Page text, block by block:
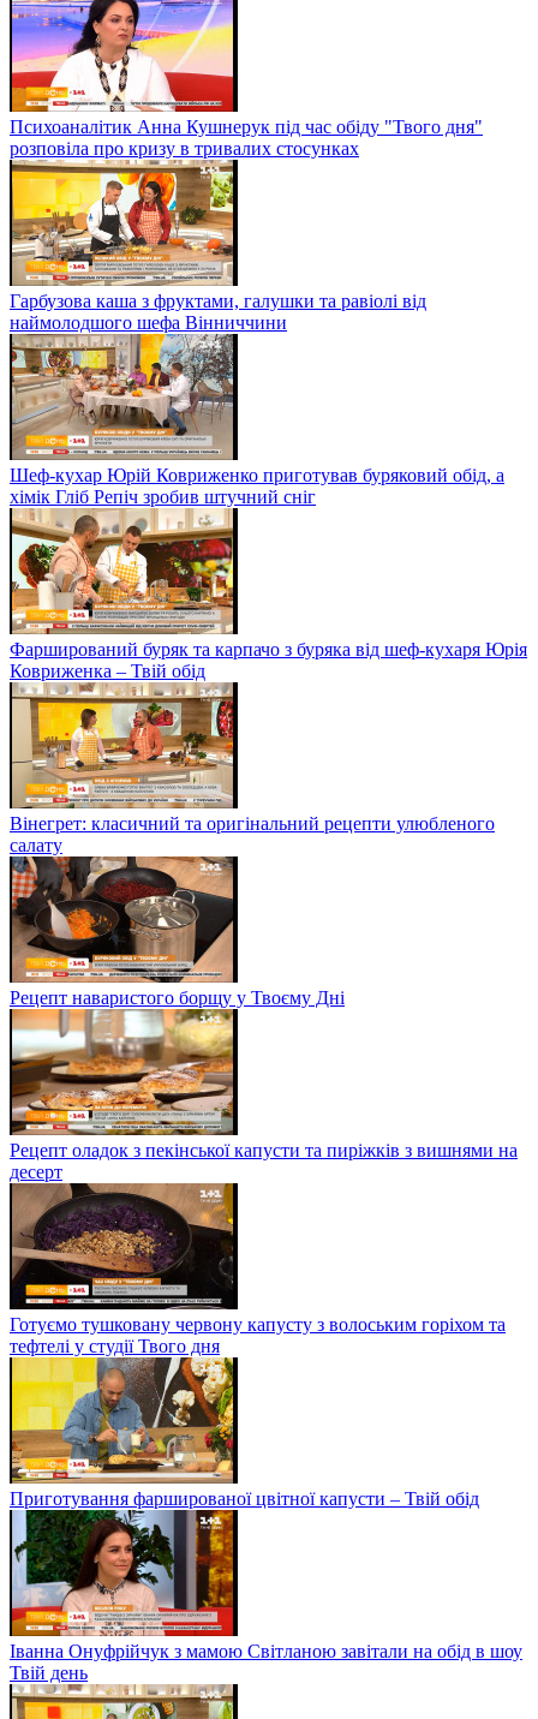
Психоаналітик Анна Кушнерук під час обіду "Твого дня"
розповіла про кризу в тривалих стосунках
Гарбузова каша з фруктами, галушки та равіолі від
наймолодшого шефа Вінниччини
Шеф-кухар Юрій Ковриженко приготував буряковий обід, а
хімік Гліб Репіч зробив штучний сніг
Фарширований буряк та карпачо з буряка від шеф-кухаря Юрія
Ковриженка – Твій обід
Вінегрет: класичний та оригінальний рецепти улюбленого
салату
Рецепт наваристого борщу у Твоєму Дні
Рецепт оладок з пекінської капусти та пиріжків з вишнями на
десерт
Готуємо тушковану червону капусту з волоським горіхом та
тефтелі у студії Твого дня
Приготування фаршированої цвітної капусти – Твій обід
Іванна Онуфрійчук з мамою Світланою завітали на обід в шоу
Твій день